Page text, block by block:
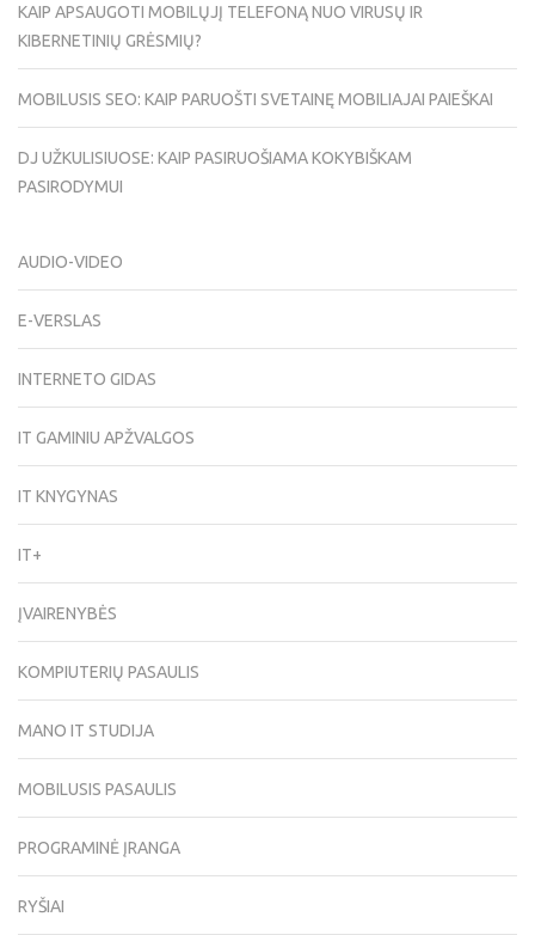
KAIP APSAUGOTI MOBILŲJĮ TELEFONĄ NUO VIRUSŲ IR
KIBERNETINIŲ GRĖSMIŲ?
MOBILUSIS SEO: KAIP PARUOŠTI SVETAINĘ MOBILIAJAI PAIEŠKAI
DJ UŽKULISIUOSE: KAIP PASIRUOŠIAMA KOKYBIŠKAM
PASIRODYMUI
AUDIO-VIDEO
E-VERSLAS
INTERNETO GIDAS
IT GAMINIU APŽVALGOS
IT KNYGYNAS
IT+
ĮVAIRENYBĖS
KOMPIUTERIŲ PASAULIS
MANO IT STUDIJA
MOBILUSIS PASAULIS
PROGRAMINĖ ĮRANGA
RYŠIAI